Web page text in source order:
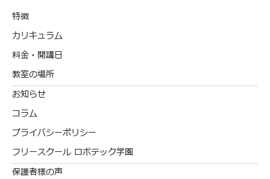
特徴
カリキュラム
料金・開講日
教室の場所
お知らせ
コラム
プライバシーポリシー
フリースクール ロボテック学園
保護者様の声